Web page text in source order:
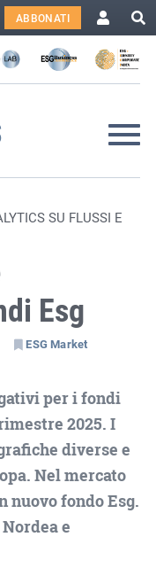
ABBONATI
SU FLUSSI E
Esg
ESG Market
per i fondi
2025. I
diverse e
Nel mercato
nuovo fondo Esg.
e